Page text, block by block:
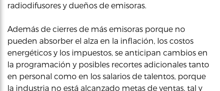
radiodifusores y dueños de emisoras.
Además de cierres de más emisoras porque no
pueden absorber el alza en la inflación, los costos
energéticos y los impuestos, se anticipan cambios en
la programación y posibles recortes adicionales tanto
en personal como en los salarios de talentos, porque
la industria no está alcanzado metas de ventas, tal y